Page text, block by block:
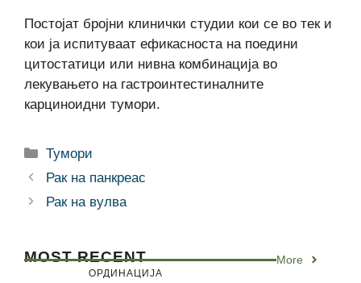
Постојат бројни клинички студии кои се во тек и
кои ја испитуваат ефикасноста на поедини
цитостатици или нивна комбинација во
лекувањето на гастроинтестиналните
карциноидни тумори.
Categories
Тумори
Рак на панкреас
Рак на вулва
MOST RECENT More
ОРДИНАЦИЈА